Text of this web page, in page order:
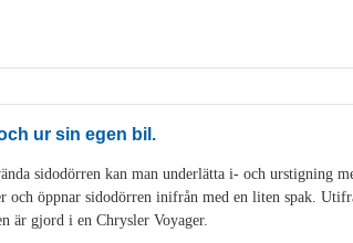
ur sin egen bil.
sidodörren kan man underlätta i- och urstigning
och öppnar sidodörren inifrån med en liten spak.
är gjord i en Chrysler Voyager.